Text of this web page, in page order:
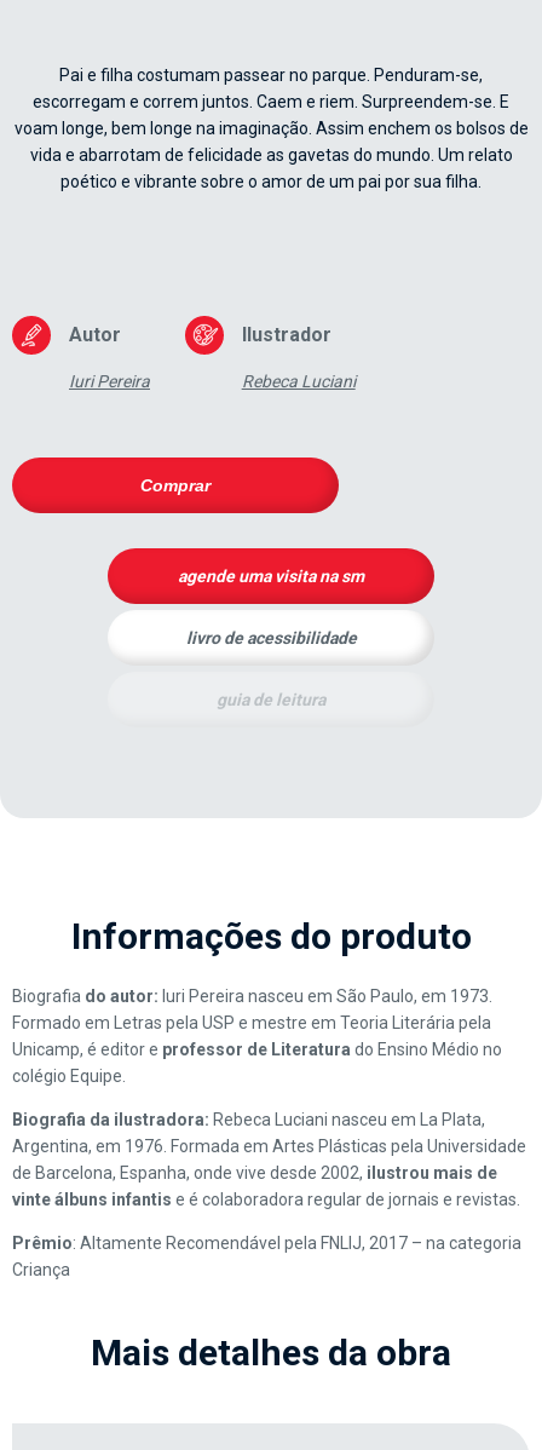
Pai e filha costumam passear no parque. Penduram-se,
escorregam e correm juntos. Caem e riem. Surpreendem-se. E
voam longe, bem longe na imaginação. Assim enchem os bolsos de
vida e abarrotam de felicidade as gavetas do mundo. Um relato
poético e vibrante sobre o amor de um pai por sua filha.
Autor
Iuri Pereira
Ilustrador
Rebeca Luciani
Comprar
agende uma visita na sm
livro de acessibilidade
guia de leitura
Informações do produto
Biografia do autor: Iuri Pereira nasceu em São Paulo, em 1973.
Formado em Letras pela USP e mestre em Teoria Literária pela
Unicamp, é editor e professor de Literatura do Ensino Médio no
colégio Equipe.
Biografia da ilustradora: Rebeca Luciani nasceu em La Plata,
Argentina, em 1976. Formada em Artes Plásticas pela Universidade
de Barcelona, Espanha, onde vive desde 2002, ilustrou mais de
vinte álbuns infantis e é colaboradora regular de jornais e revistas.
Prêmio: Altamente Recomendável pela FNLIJ, 2017 – na categoria
Criança
Mais detalhes da obra